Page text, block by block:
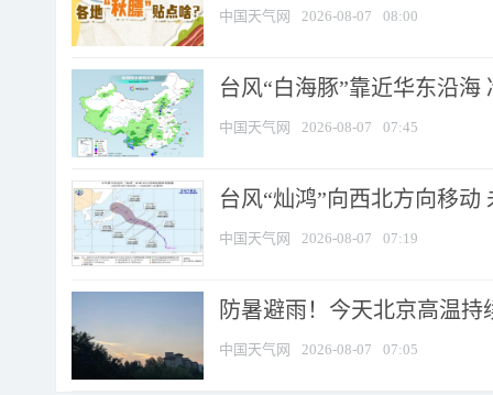
中国天气网 2026-08-07 08:00
台风“白海豚”靠近华东沿
中国天气网 2026-08-07 07:45
台风“灿鸿”向西北方向移动
中国天气网 2026-08-07 07:19
防暑避雨！今天北京高温
中国天气网 2026-08-07 07:05